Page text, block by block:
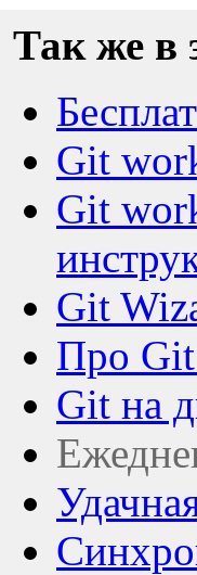
Так же в
Git
Git
Git
Про Git
Git на